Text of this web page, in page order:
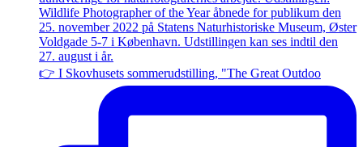
👉 I Skovhusets sommerudstilling, "The Great Outdoo